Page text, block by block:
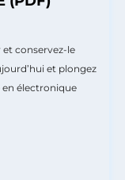
conservez-le
et plongez
en électronique